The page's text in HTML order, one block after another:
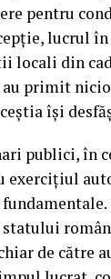
pentru
lucrul
locali din
primit
își
publici, în
exercițiul
de către